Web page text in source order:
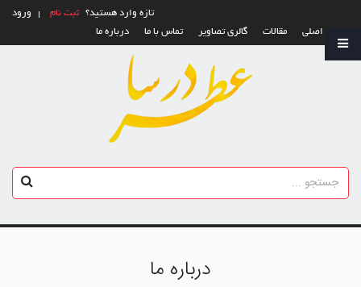
تازه وارد هستید؟ ثبت نام
ورود
صفحه اصلی
مقالات گالری تصاویر تماس با ما درباره ما
درباره ما